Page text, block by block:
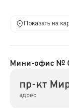
Показать на
Мини-офис №
пр-кт
адрес